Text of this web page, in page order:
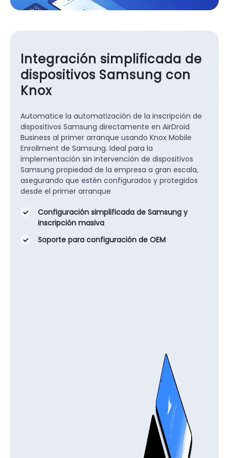
Integración simplificada de
dispositivos Samsung con
Knox
Automatice la automatización de la inscripción de
dispositivos Samsung directamente en AirDroid
Business al primer arranque usando Knox Mobile
Enrollment de Samsung. Ideal para la
implementación sin intervención de dispositivos
Samsung propiedad de la empresa a gran escala,
asegurando que estén configurados y protegidos
desde el primer arranque
Configuración simplificada de Samsung y
inscripción masiva
Soporte para configuración de OEM